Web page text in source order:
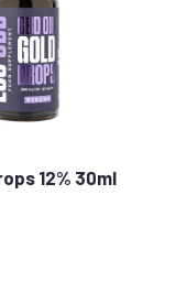
12% 30ml